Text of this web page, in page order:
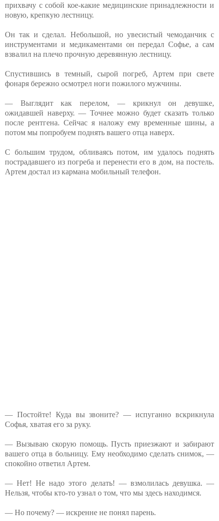
прихвачу с собой кое-какие медицинские принадлежности и
новую, крепкую лестницу.
Он так и сделал. Небольшой, но увесистый чемоданчик с
инструментами и медикаментами он передал Софье, а сам
взвалил на плечо прочную деревянную лестницу.
Спустившись в темный, сырой погреб, Артем при свете
фонаря бережно осмотрел ноги пожилого мужчины.
— Выглядит как перелом, — крикнул он девушке,
ожидавшей наверху. — Точнее можно будет сказать только
после рентгена. Сейчас я наложу ему временные шины, а
потом мы попробуем поднять вашего отца наверх.
С большим трудом, обливаясь потом, им удалось поднять
пострадавшего из погреба и перенести его в дом, на постель.
Артем достал из кармана мобильный телефон.
— Постойте! Куда вы звоните? — испуганно вскрикнула
Софья, хватая его за руку.
— Вызываю скорую помощь. Пусть приезжают и забирают
вашего отца в больницу. Ему необходимо сделать снимок, —
спокойно ответил Артем.
— Нет! Не надо этого делать! — взмолилась девушка. —
Нельзя, чтобы кто-то узнал о том, что мы здесь находимся.
— Но почему? — искренне не понял парень.